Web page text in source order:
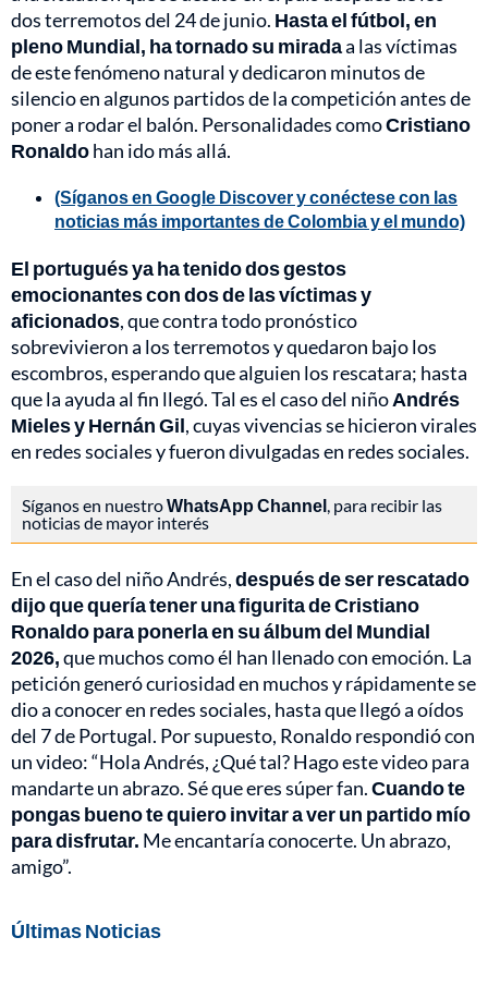
dos terremotos del 24 de junio. Hasta el fútbol, en
pleno Mundial, ha tornado su miradaa las víctimas
de este fenómeno natural y dedicaron minutos de
silencio en algunos partidos de la competición antes de
poner a rodar el balón. Personalidades comoCristiano
Ronaldohan ido más allá.
(Síganos en Google Discover y conéctese con las
noticias más importantes de Colombia y el mundo)
El portugués ya ha tenido dos gestos
emocionantes con dos de las víctimas y
aficionados, que contra todo pronóstico
sobrevivieron a los terremotos y quedaron bajo los
escombros, esperando que alguien los rescatara; hasta
que la ayuda al fin llegó. Tal es el caso del niñoAndrés
Mieles y Hernán Gil, cuyas vivencias se hicieron virales
en redes sociales y fueron divulgadas en redes sociales.
Síganos en nuestroWhatsApp Channel, para recibir las
noticias de mayor interés
En el caso del niño Andrés,después de ser rescatado
dijo que quería tener una figurita de Cristiano
Ronaldo para ponerla en su álbum del Mundial
2026,que muchos como él han llenado con emoción. La
petición generó curiosidad en muchos y rápidamente se
dio a conocer en redes sociales, hasta que llegó a oídos
del 7 de Portugal. Por supuesto, Ronaldo respondió con
un video: “Hola Andrés, ¿Qué tal? Hago este video para
mandarte un abrazo. Sé que eres súper fan.Cuando te
pongas bueno te quiero invitar a ver un partido mío
para disfrutar. Me encantaría conocerte. Un abrazo,
amigo”.
Últimas Noticias